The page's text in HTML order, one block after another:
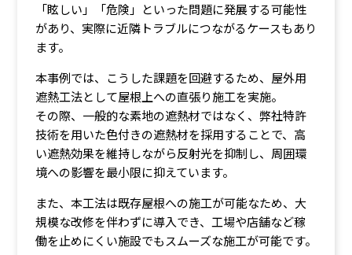
「眩しい」「危険」といった問題に発展する可能性
があり、実際に近隣トラブルにつながるケースもあり
ます。
本事例では、こうした課題を回避するため、屋外用
遮熱工法として屋根上への直張り施工を実施。
その際、一般的な素地の遮熱材ではなく、弊社特許
技術を用いた色付きの遮熱材を採用することで、高
い遮熱効果を維持しながら反射光を抑制し、周囲環
境への影響を最小限に抑えています。
また、本工法は既存屋根への施工が可能なため、大
規模な改修を伴わずに導入でき、工場や店舗など稼
働を止めにくい施設でもスムーズな施工が可能です。